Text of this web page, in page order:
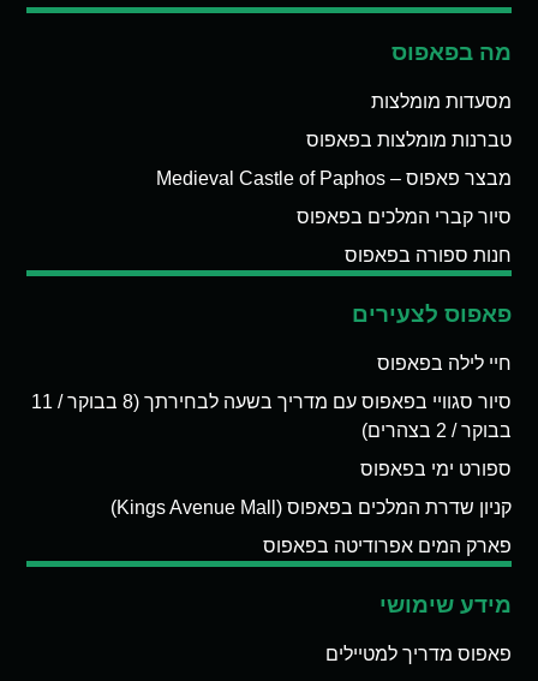
מה בפאפוס
מסעדות מומלצות
טברנות מומלצות בפאפוס
מבצר פאפוס – Medieval Castle of Paphos
סיור קברי המלכים בפאפוס
חנות ספורה בפאפוס
פאפוס לצעירים
חיי לילה בפאפוס
סיור סגוויי בפאפוס עם מדריך בשעה לבחירתך (8 בבוקר / 11
בבוקר / 2 בצהרים)
ספורט ימי בפאפוס
קניון שדרת המלכים בפאפוס (Kings Avenue Mall)
פארק המים אפרודיטה בפאפוס
מידע שימושי
פאפוס מדריך למטיילים